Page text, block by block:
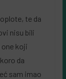
te da
nisu bili
one koji
da
sam imao